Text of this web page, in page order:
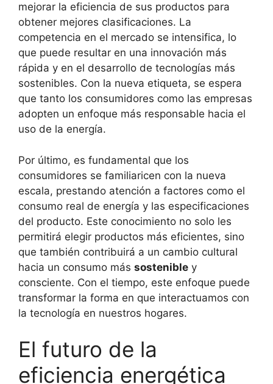
mejorar la eficiencia de sus productos para
obtener mejores clasificaciones. La
competencia en el mercado se intensifica, lo
que puede resultar en una innovación más
rápida y en el desarrollo de tecnologías más
sostenibles. Con la nueva etiqueta, se espera
que tanto los consumidores como las empresas
adopten un enfoque más responsable hacia el
uso de la energía.
Por último, es fundamental que los
consumidores se familiaricen con la nueva
escala, prestando atención a factores como el
consumo real de energía y las especificaciones
del producto. Este conocimiento no solo les
permitirá elegir productos más eficientes, sino
que también contribuirá a un cambio cultural
hacia un consumo más sostenible y
consciente. Con el tiempo, este enfoque puede
transformar la forma en que interactuamos con
la tecnología en nuestros hogares.
El futuro de la
eficiencia energética